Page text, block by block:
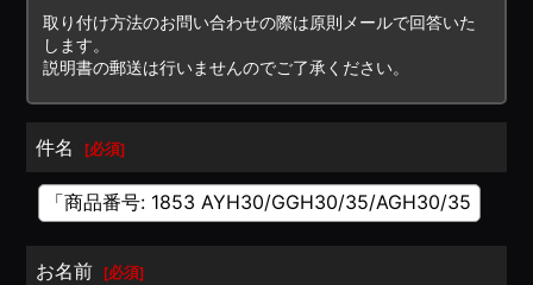
取り付け方法のお問い合わせの際は原則メールで回答いた
します。
説明書の郵送は行いませんのでご了承ください。
件名 [必須]
お名前 [必須]